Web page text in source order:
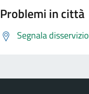
Problemi in città
Segnala disservizio